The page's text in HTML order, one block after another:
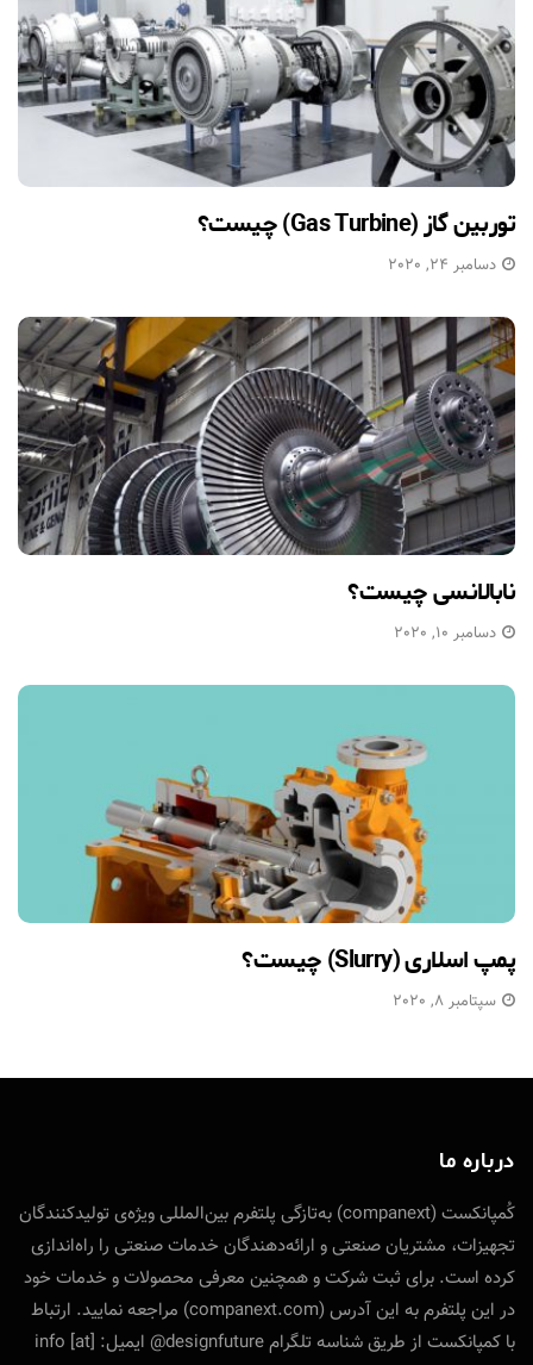
توربین گاز (Gas Turbine) چیست؟
دسامبر 24, 2020
نابالانسی چیست؟
دسامبر 10, 2020
پمپ اسلاری (Slurry) چیست؟
سپتامبر 8, 2020
درباره ما
کُمپانکست (companext) به‌تازگی پلتفرم بین‌المللی ویژه‌ی تولید‌کنندگان
تجهیزات، مشتریان صنعتی و ارائه‌دهندگان خدمات صنعتی را راه‌اندازی
کرده است. برای ثبت شرکت و همچنین معرفی محصولات و خدمات خود
در این پلتفرم به این آدرس (companext.com) مراجعه نمایید. ارتباط
با کمپانکست از طریق شناسه تلگرام designfuture@ ایمیل: info [at]